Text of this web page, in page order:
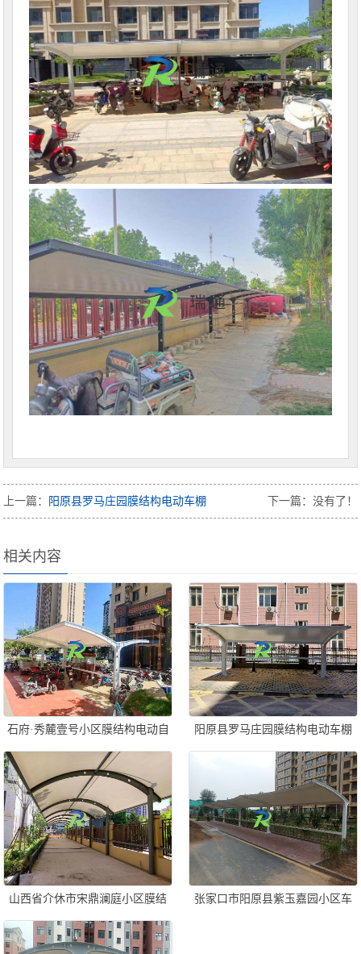
上一篇： 阳原县罗马庄园膜结构电动车棚 下一篇：没有了！
相关内容
石府·秀麓壹号小区膜结构电动自
行车棚
阳原县罗马庄园膜结构电动车棚
山西省介休市宋鼎澜庭小区膜结
构车棚
张家口市阳原县紫玉嘉园小区车